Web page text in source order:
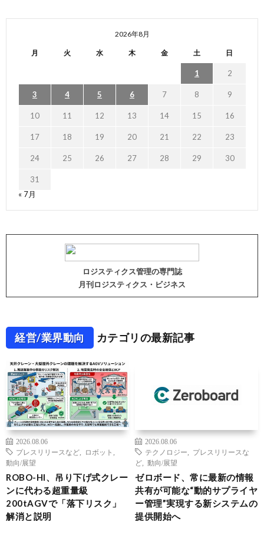
2026年8月
月 火 水 木 金 土 日
1 2
3 4 5 6 7 8 9
10 11 12 13 14 15 16
17 18 19 20 21 22 23
24 25 26 27 28 29 30
31
« 7月
ロジスティクス管理の専門誌
月刊ロジスティクス・ビジネス
経営/業界動向 カテゴリの最新記事
2026.08.06
プレスリリースなど
ロボット
動向/展望
ROBO-HI、吊り下げ式クレー
ンに代わる超重量級
200tAGVで「落下リスク」
解消と説明
2026.08.06
テクノロジー
プレスリリースな
ど
動向/展望
ゼロボード、常に最新の情報
共有が可能な“動的サプライヤ
ー管理”実現する新システムの
提供開始へ